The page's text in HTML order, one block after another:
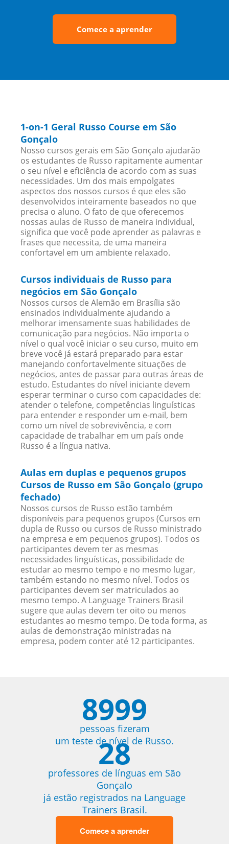
Comece a aprender
1-on-1 Geral Russo Course em São
Gonçalo
Nosso cursos gerais em São Gonçalo ajudarão
os estudantes de Russo rapitamente aumentar
o seu nível e eficiência de acordo com as suas
necessidades. Um dos mais empolgates
aspectos dos nossos cursos é que eles são
desenvolvidos inteiramente baseados no que
precisa o aluno. O fato de que oferecemos
nossas aulas de Russo de maneira individual,
significa que você pode aprender as palavras e
frases que necessita, de uma maneira
confortavel em um ambiente relaxado.
Cursos individuais de Russo para
negócios em São Gonçalo
Nossos cursos de Alemão em Brasília são
ensinados individualmente ajudando a
melhorar imensamente suas habilidades de
comunicação para negócios. Não importa o
nível o qual você iniciar o seu curso, muito em
breve você já estará preparado para estar
manejando confortavelmente situações de
negócios, antes de passar para outras áreas de
estudo. Estudantes do nível iniciante devem
esperar terminar o curso com capacidades de:
atender o telefone, competências linguísticas
para entender e responder um e-mail, bem
como um nível de sobrevivência, e com
capacidade de trabalhar em um país onde
Russo é a língua nativa.
Aulas em duplas e pequenos grupos
Cursos de Russo em São Gonçalo (grupo
fechado)
Nossos cursos de Russo estão também
disponíveis para pequenos grupos (Cursos em
dupla de Russo ou cursos de Russo ministrado
na empresa e em pequenos grupos). Todos os
participantes devem ter as mesmas
necessidades linguísticas, possibilidade de
estudar ao mesmo tempo e no mesmo lugar,
também estando no mesmo nível. Todos os
participantes devem ser matriculados ao
mesmo tempo. A Language Trainers Brasil
sugere que aulas devem ter oito ou menos
estudantes ao mesmo tempo. De toda forma, as
aulas de demonstração ministradas na
empresa, podem conter até 12 participantes.
8999
pessoas fizeram
um teste de nível de Russo.
28
professores de línguas em São
Gonçalo
já estão registrados na Language
Trainers Brasil.
Comece a aprender